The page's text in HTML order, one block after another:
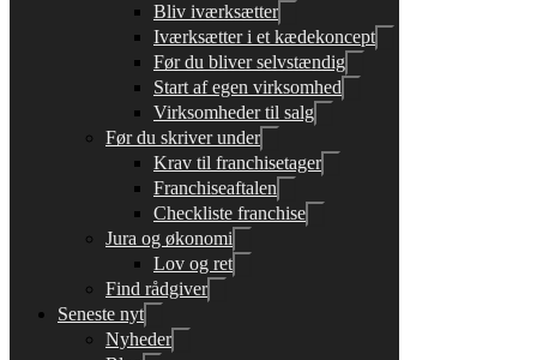
Bliv iværksætter
Iværksætter i et kædekoncept
Før du bliver selvstændig
Start af egen virksomhed
Virksomheder til salg
Før du skriver under
Krav til franchisetager
Franchiseaftalen
Checkliste franchise
Jura og økonomi
Lov og ret
Find rådgiver
Seneste nyt
Nyheder